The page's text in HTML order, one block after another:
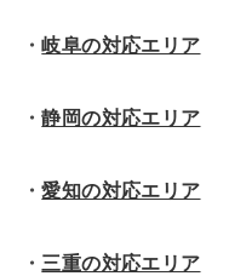
・岐阜の対応エリア
・静岡の対応エリア
・愛知の対応エリア
・ 三重の対応エリア